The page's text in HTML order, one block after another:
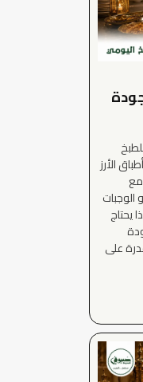
الأرز
الوجبات
يحتاج
على